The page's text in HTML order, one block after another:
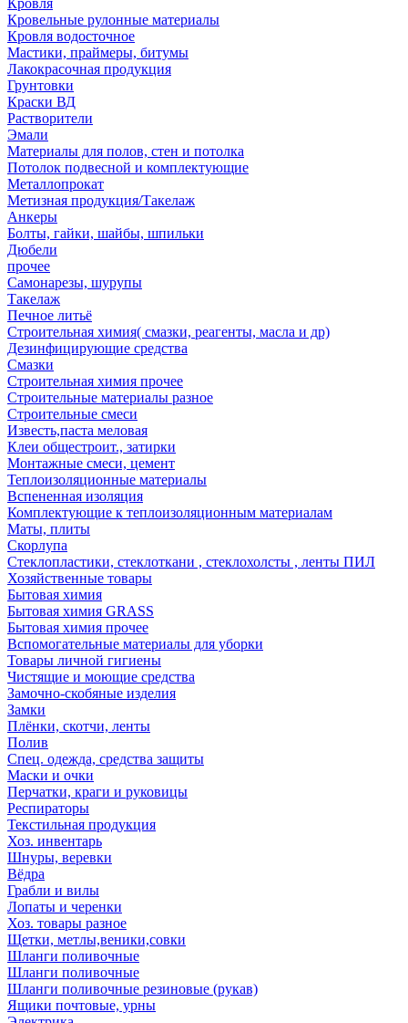
Кровля
Кровельные рулонные материалы
Кровля водосточное
Мастики, праймеры, битумы
Лакокрасочная продукция
Грунтовки
Краски ВД
Растворители
Эмали
Материалы для полов, стен и потолка
Потолок подвесной и комплектующие
Металлопрокат
Метизная продукция/Такелаж
Анкеры
Болты, гайки, шайбы, шпильки
Дюбели
прочее
Самонарезы, шурупы
Такелаж
Печное литьё
Строительная химия( смазки, реагенты, масла и др)
Дезинфицирующие средства
Смазки
Строительная химия прочее
Строительные материалы разное
Строительные смеси
Известь,паста меловая
Клеи общестроит., затирки
Монтажные смеси, цемент
Теплоизоляционные материалы
Вспененная изоляция
Комплектующие к теплоизоляционным материалам
Маты, плиты
Скорлупа
Стеклопластики, стеклоткани , стеклохолсты , ленты ПИЛ
Хозяйственные товары
Бытовая химия
Бытовая химия GRASS
Бытовая химия прочее
Вспомогательные материалы для уборки
Товары личной гигиены
Чистящие и моющие средства
Замочно-скобяные изделия
Замки
Плёнки, скотчи, ленты
Полив
Спец. одежда, средства защиты
Маски и очки
Перчатки, краги и руковицы
Респираторы
Текстильная продукция
Хоз. инвентарь
Шнуры, веревки
Вёдра
Грабли и вилы
Лопаты и черенки
Хоз. товары разное
Щетки, метлы,веники,совки
Шланги поливочные
Шланги поливочные
Шланги поливочные резиновые (рукав)
Ящики почтовые, урны